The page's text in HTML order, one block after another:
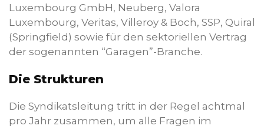
Luxembourg GmbH, Neuberg, Valora
Luxembourg, Veritas, Villeroy & Boch, SSP, Quiral
(Springfield) sowie für den sektoriellen Vertrag
der sogenannten “Garagen”-Branche.
Die Strukturen
Die Syndikatsleitung tritt in der Regel achtmal
pro Jahr zusammen, um alle Fragen im